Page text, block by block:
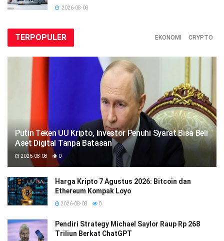
2026-08-08
TERPOPULER EKONOMI CRYPTO
Putin Teken UU Kripto, Investor Penuhi Syarat Bisa Beli
Aset Digital Tanpa Batasan
2026-08-08 0
Harga Kripto 7 Agustus 2026: Bitcoin dan
Ethereum Kompak Loyo
2026-08-08 0
Pendiri Strategy Michael Saylor Raup Rp 268
Triliun Berkat ChatGPT